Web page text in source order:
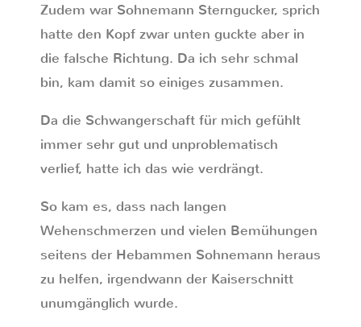
Zudem war Sohnemann Sterngucker, sprich
hatte den Kopf zwar unten guckte aber in
die falsche Richtung. Da ich sehr schmal
bin, kam damit so einiges zusammen.
Da die Schwangerschaft für mich gefühlt
immer sehr gut und unproblematisch
verlief, hatte ich das wie verdrängt.
So kam es, dass nach langen
Wehenschmerzen und vielen Bemühungen
seitens der Hebammen Sohnemann heraus
zu helfen, irgendwann der Kaiserschnitt
unumgänglich wurde.